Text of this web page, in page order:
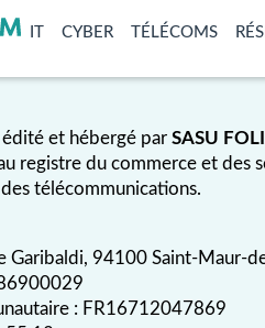
IT CYBER TÉLÉCOMS
et hébergé par SASU
registre du commerce et des
télécommunications.
Garibaldi, 94100 Saint-Maur-
: FR16712047869